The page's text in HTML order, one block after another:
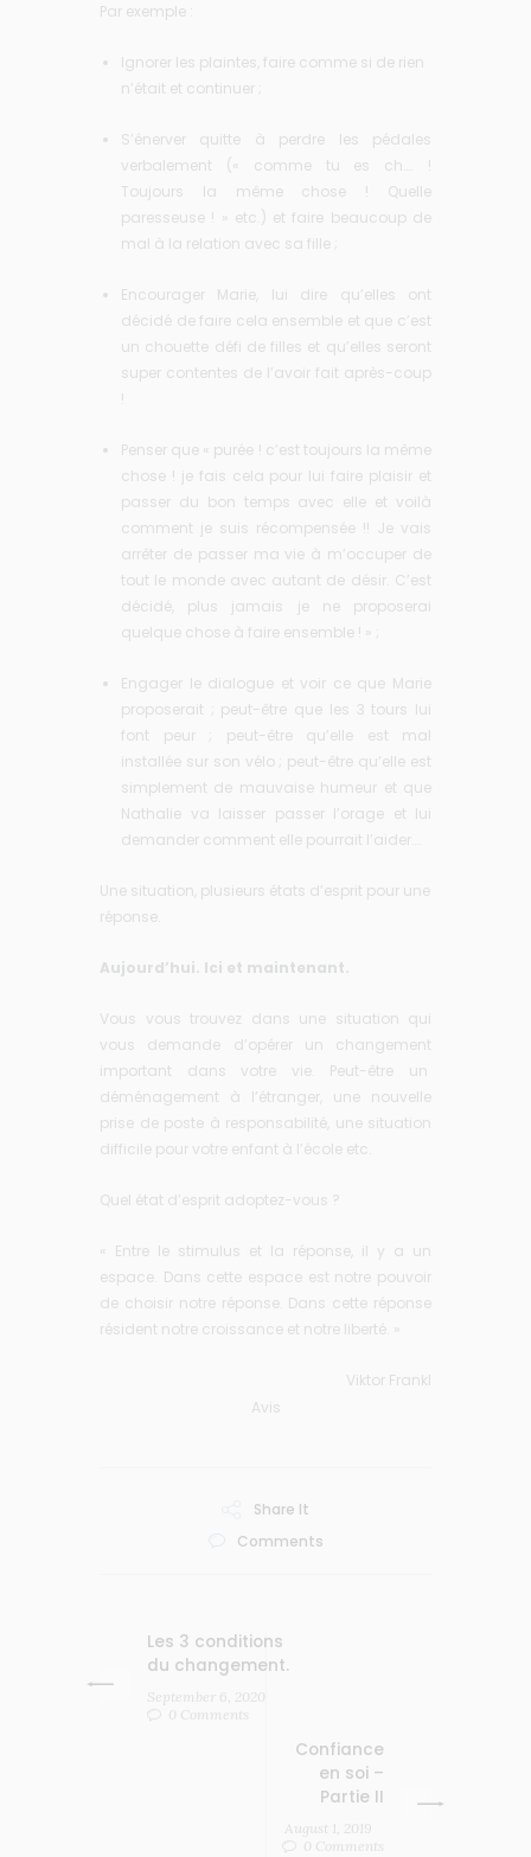
Par exemple :
Ignorer les plaintes, faire comme si de rien
n’était et continuer ;
S’énerver quitte à perdre les pédales
verbalement (« comme tu es ch…. !
Toujours la même chose ! Quelle
paresseuse ! » etc.) et faire beaucoup de
mal à la relation avec sa fille ;
Encourager Marie, lui dire qu’elles ont
décidé de faire cela ensemble et que c’est
un chouette défi de filles et qu’elles seront
super contentes de l’avoir fait après-coup
!
Penser que « purée ! c’est toujours la même
chose ! je fais cela pour lui faire plaisir et
passer du bon temps avec elle et voilà
comment je suis récompensée !! Je vais
arrêter de passer ma vie à m’occuper de
tout le monde avec autant de désir. C’est
décidé, plus jamais je ne proposerai
quelque chose à faire ensemble ! » ;
Engager le dialogue et voir ce que Marie
proposerait ; peut-être que les 3 tours lui
font peur ; peut-être qu’elle est mal
installée sur son vélo ; peut-être qu’elle est
simplement de mauvaise humeur et que
Nathalie va laisser passer l’orage et lui
demander comment elle pourrait l’aider….
Une situation, plusieurs états d’esprit pour une
réponse.
Aujourd’hui. Ici et maintenant.
Vous vous trouvez dans une situation qui
vous demande d’opérer un changement
important dans votre vie. Peut-être un
déménagement à l’étranger, une nouvelle
prise de poste à responsabilité, une situation
difficile pour votre enfant à l’école etc.
Quel état d’esprit adoptez-vous ?
« Entre le stimulus et la réponse, il y a un
espace. Dans cette espace est notre pouvoir
de choisir notre réponse. Dans cette réponse
résident notre croissance et notre liberté. »
Viktor Frankl
Avis
Share It
Comments
Les 3 conditions
du changement.
September 6, 2020
0 Comments
Confiance
en soi –
Partie II
August 1, 2019
0 Comments